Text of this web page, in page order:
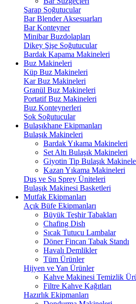
Şarap Soğutucular
Bar Blender Aksesuarları
Bar Konteyner
Minibar Buzdolapları
Dikey Şişe Soğutucular
Bardak Kapama Makineleri
Buz Makineleri
Küp Buz Makineleri
Kar Buz Makineleri
Granül Buz Makineleri
Portatif Buz Makineleri
Buz Konteynerleri
Şok Soğutucular
Bulaşıkhane Ekipmanları
Bulaşık Makineleri
Bardak Yıkama Makineleri
Set Altı Bulaşık Makineleri
Giyotin Tip Bulaşık
Kazan Yıkama Makineleri
Duş ve Su Sprey Üniteleri
Bulaşık Makinesi Basketleri
Mutfak Ekipmanları
Açık Büfe Ekipmanları
Büyük Teşhir Tabakları
Chafing Dish
Sıcak Tutucu Lambalar
Döner Fincan Tabak Standı
Havalı Demlikler
Tüm Ürünler
Hijyen ve Yan Ürünler
Kahve Makinesi Temizlik
Filtre Kahve Kağıtları
Hazırlık Ekipmanları